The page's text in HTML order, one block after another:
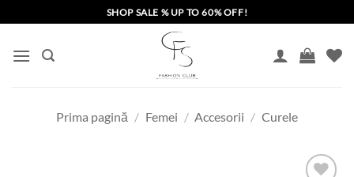
to
content
SHOP SALE % UP TO 60% OFF!
Prima pagină / Femei / Accesorii / Curele